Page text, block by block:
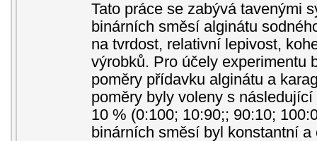
Tato práce se zabývá tavenými
binárních směsí alginátu
na tvrdost, relativní lepivost,
výrobků. Pro účely experimentu
poměry přídavku alginátu a
poměry byly voleny s
10 % (0:100; 10:90;; 90:10;
binárních směsí byl konstantní